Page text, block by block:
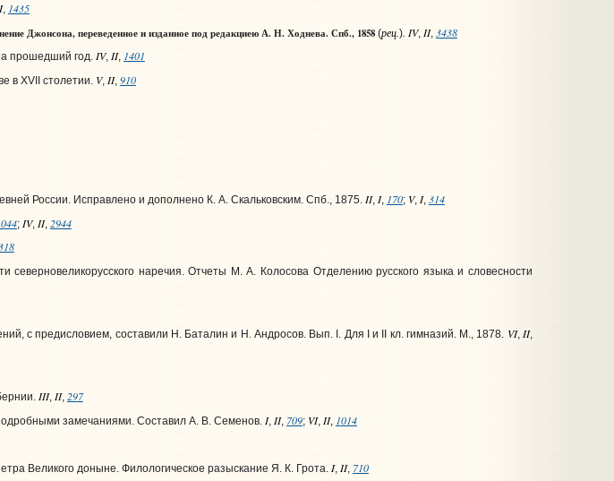
, 1435
Джонсона, переведенное и изданное под редакциею А. Н. Ходнева. Спб., 1858(рец.). IV, II, 3438
прошедший год. IV,II, 1401
в XVII столетии. V, II, 910
России. Исправлено и дополнено К. А. Скальковским. Спб., 1875. II, I, 170;V, I, 314
;IV, II, 2944
318
северновеликорусского наречия. Отчеты М. А. Колосова Отделению русского языка и словесности
с предисловием, составили Н. Баталин и Н. Андросов. Вып. I. Для I и II кл. гимназий. М., 1878. VI, II,
III, II, 297
замечаниями. Составил А. В. Семенов. I, II, 709;VI, II, 1014
Великого доныне. Филологическое разыскание Я. К. Грота. I, II, 710